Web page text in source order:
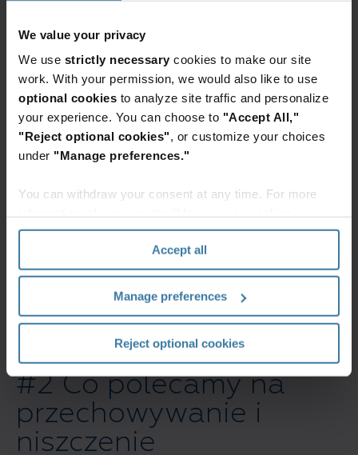
We value your privacy
We use strictly necessary cookies to make our site
work. With your permission, we would also like to use
optional cookies to analyze site traffic and personalize
your experience. You can choose to "Accept All,"
"Reject optional cookies", or customize your choices
under "Manage preferences."
You can withdraw your consent at any time. For more
section" of ourPrivacy Policy.
Accept all
Manage preferences
Reject optional cookies
#1 Czy okres
przechowywania
różnych dowodów i
dokumentów
księgowych zawsze
wynosi tyle samo?
księgowych dla syndyka i spółek likwidowanych–
między 10, a nawet 50 lat
informacji sip.lex.pl2, wynika natomiast, że
zatwierdzone sprawozdania finansowe powinniśmy
przechowywać 5 lat(licząc od początku roku
następującego po roku obrotowym).
#2 Co polecamy na
przechowywanie i
niszczenie